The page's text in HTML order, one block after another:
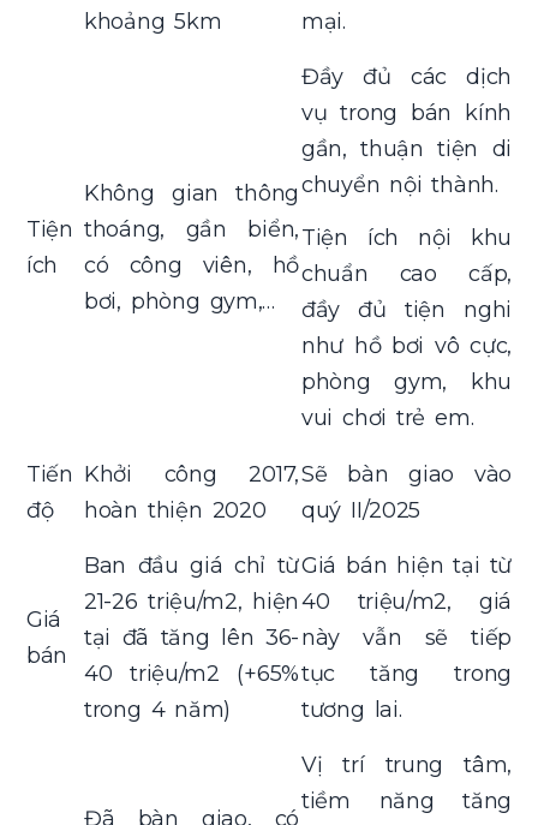
khoảng 5km
mại.
Tiện
ích
Không gian thông
thoáng, gần biển,
có công viên, hồ
bơi, phòng gym,…
Đầy đủ các dịch
vụ trong bán kính
gần, thuận tiện di
chuyển nội thành.
Tiện ích nội khu
chuẩn cao cấp,
đầy đủ tiện nghi
như hồ bơi vô cực,
phòng gym, khu
vui chơi trẻ em.
Tiến
độ
Khởi công 2017,
hoàn thiện 2020
Sẽ bàn giao vào
quý II/2025
Giá
bán
Ban đầu giá chỉ từ
21-26 triệu/m2, hiện
tại đã tăng lên 36-
40 triệu/m2 (+65%
trong 4 năm)
Giá bán hiện tại từ
40 triệu/m2, giá
này vẫn sẽ tiếp
tục tăng trong
tương lai.
Đã bàn giao, có
Vị trí trung tâm,
tiềm năng tăng